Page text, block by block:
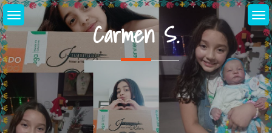
Skip
to
content
Carmen S.